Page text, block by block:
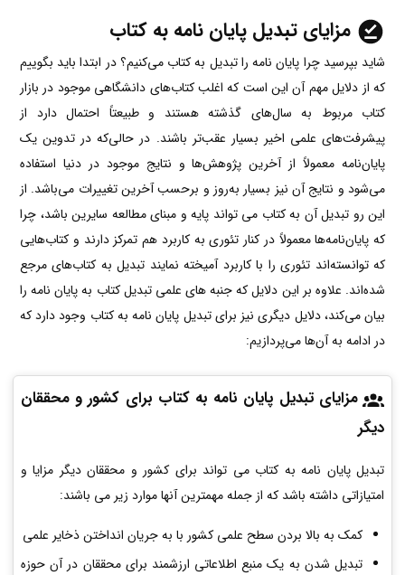
مزایای تبدیل پایان نامه به کتاب
شاید بپرسید چرا پایان نامه را تبدیل به کتاب می‌کنیم؟ در ابتدا باید بگوییم
که از دلایل مهم آن این است که اغلب کتاب‌های دانشگاهی موجود در بازار
کتاب مربوط به سال‌های گذشته هستند و طبیعتاً احتمال دارد از
پیشرفت‌های علمی اخیر بسیار عقب‌تر باشند. در حالی‌که در تدوین یک
پایان‌نامه معمولاً از آخرین پژوهش‌ها و نتایج موجود در دنیا استفاده
می‌شود و نتایج آن نیز بسیار به‌روز و برحسب آخرین تغییرات می‌باشد. از
این رو تبدیل آن به کتاب می تواند پایه و مبنای مطالعه سایرین باشد، چرا
که پایان‌نامه‌ها معمولاً در کنار تئوری به کاربرد هم تمرکز دارند و کتاب‌هایی
که توانسته‌اند تئوری را با کاربرد آمیخته نمایند تبدیل به کتاب‌های مرجع
شده‌اند. علاوه بر این دلایل که جنبه های علمی تبدیل کتاب به پایان نامه را
بیان می‌کند، دلایل دیگری نیز برای تبدیل پایان نامه به کتاب وجود دارد که
در ادامه به آن‌ها می‌پردازیم:
مزایای تبدیل پایان نامه به کتاب برای کشور و محققان
دیگر
تبدیل پایان نامه به کتاب می تواند برای کشور و محققان دیگر مزایا و
امتیازاتی داشته باشد که از جمله مهمترین آنها موارد زیر می باشند:
کمک به بالا بردن سطح علمی کشور با به جریان انداختن ذخایر علمی
تبدیل شدن به یک منبع اطلاعاتی ارزشمند برای محققان در آن حوزه